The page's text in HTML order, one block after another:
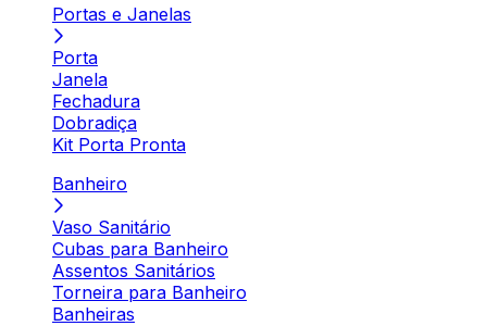
Portas e Janelas
Porta
Janela
Fechadura
Dobradiça
Kit Porta Pronta
Banheiro
Vaso Sanitário
Cubas para Banheiro
Assentos Sanitários
Torneira para Banheiro
Banheiras